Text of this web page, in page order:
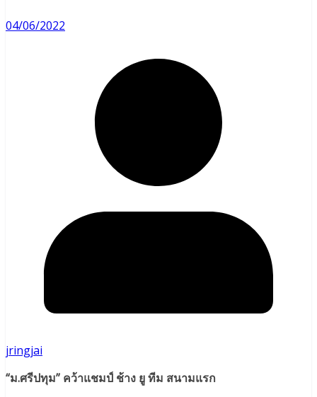
04/06/2022
jringjai
“ม.ศรีปทุม” คว้าแชมป์ ช้าง ยู ทีม สนามแรก